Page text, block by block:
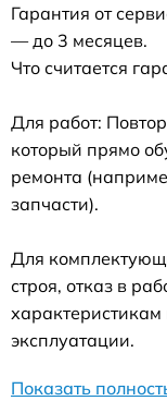
Гарантия от
— до 3 месяцев.
Что считается
Для работ:
который прямо
ремонта
запчасти).
Для
строя, отказ в
эксплуатации.
Показать